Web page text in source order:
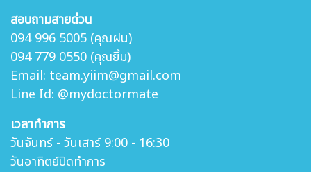
สอบถามสายด่วน
094 996 5005 (คุณฝน)
094 779 0550 (คุณยิ้ม)
Email: team.yiim@gmail.com
Line Id: @mydoctormate
เวลาทำการ
วันจันทร์ - วันเสาร์ 9:00 - 16:30
วันอาทิตย์ปิดทำการ